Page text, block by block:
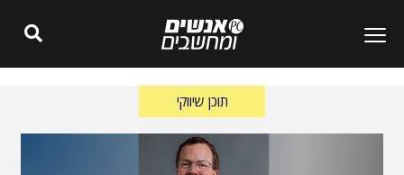
תוכן שיווקי